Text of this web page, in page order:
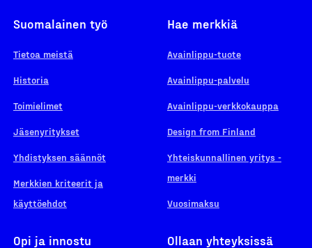
Suomalainen työ
Tietoa meistä
Historia
Toimielimet
Jäsenyritykset
Yhdistyksen säännöt
Merkkien kriteerit ja
käyttöehdot
Hae merkkiä
Avainlippu-tuote
Avainlippu-palvelu
Avainlippu-verkkokauppa
Design from Finland
Yhteiskunnallinen yritys -
merkki
Vuosimaksu
Opi ja innostu Ollaan yhteyksissä